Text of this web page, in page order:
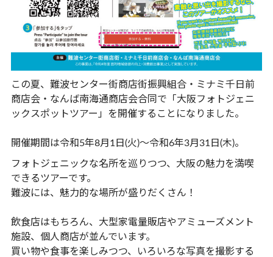
この夏、難波センター街商店街振興組合・ミナミ千日前
商店会・なんば南海通商店会合同で「大阪フォトジェニ
ックスポットツアー」を開催することになりました。
開催期間は令和5年8月1日(火)～令和6年3月31日(木)。
フォトジェニックな名所を巡りつつ、大阪の魅力を満喫
できるツアーです。
難波には、魅力的な場所が盛りだくさん！
飲食店はもちろん、大型家電量販店やアミューズメント
施設、個人商店が並んでいます。
買い物や食事を楽しみつつ、いろいろな写真を撮影する